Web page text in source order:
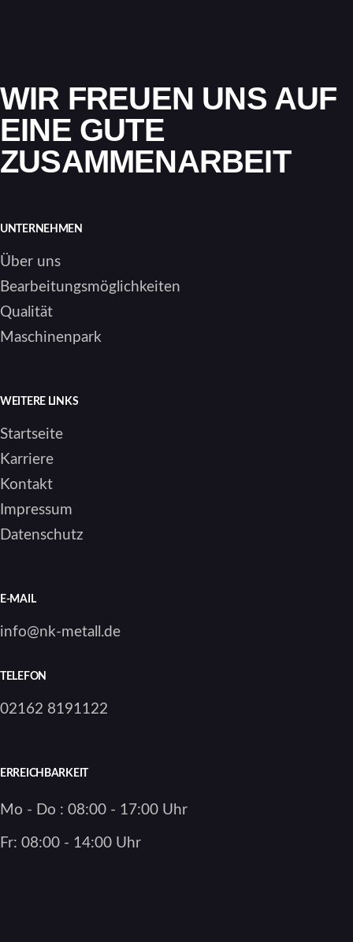
WIR FREUEN UNS AUF
EINE GUTE
ZUSAMMENARBEIT
UNTERNEHMEN
Über uns
Bearbeitungsmöglichkeiten
Qualität
Maschinenpark
WEITERE LINKS
Startseite
Karriere
Kontakt
Impressum
Datenschutz
E-MAIL
info@nk-metall.de
TELEFON
02162 8191122
ERREICHBARKEIT
Mo - Do : 08:00 - 17:00 Uhr
Fr: 08:00 - 14:00 Uhr